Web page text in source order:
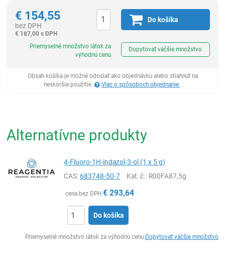
€ 154,55
bez DPH
€ 187,00 s DPH
Do košíka
Priemyselné množstvo látok za
výhodnú cenu
Dopytovať väčšie množstvo
Obsah košíka je možné odoslať ako objednávku alebo stiahnuť na
neskoršie použitie.
Viac o spôsoboch objednanie .
Alternatívne produkty
4-Fluoro-1H-indazol-3-ol (1 x 5 g)
CAS:683748-50-7 Kat. č.: R00FA87,5g
cena bez DPH € 293,64
Do košíka
Priemyselné množstvo látok za výhodnú cenu Dopytovať väčšie množstvo